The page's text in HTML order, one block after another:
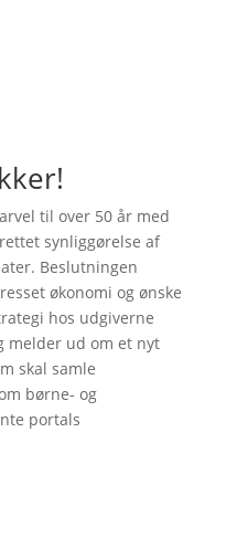
til over 50 år med
synliggørelse af
Beslutningen
økonomi og ønske
hos udgiverne
melder ud om et nyt
skal samle
børne- og
portals